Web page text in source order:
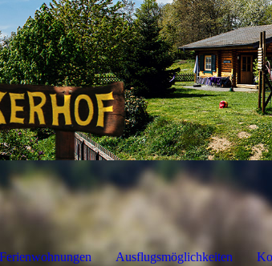
Ferienwohnungen Ausflugsmöglichkeiten